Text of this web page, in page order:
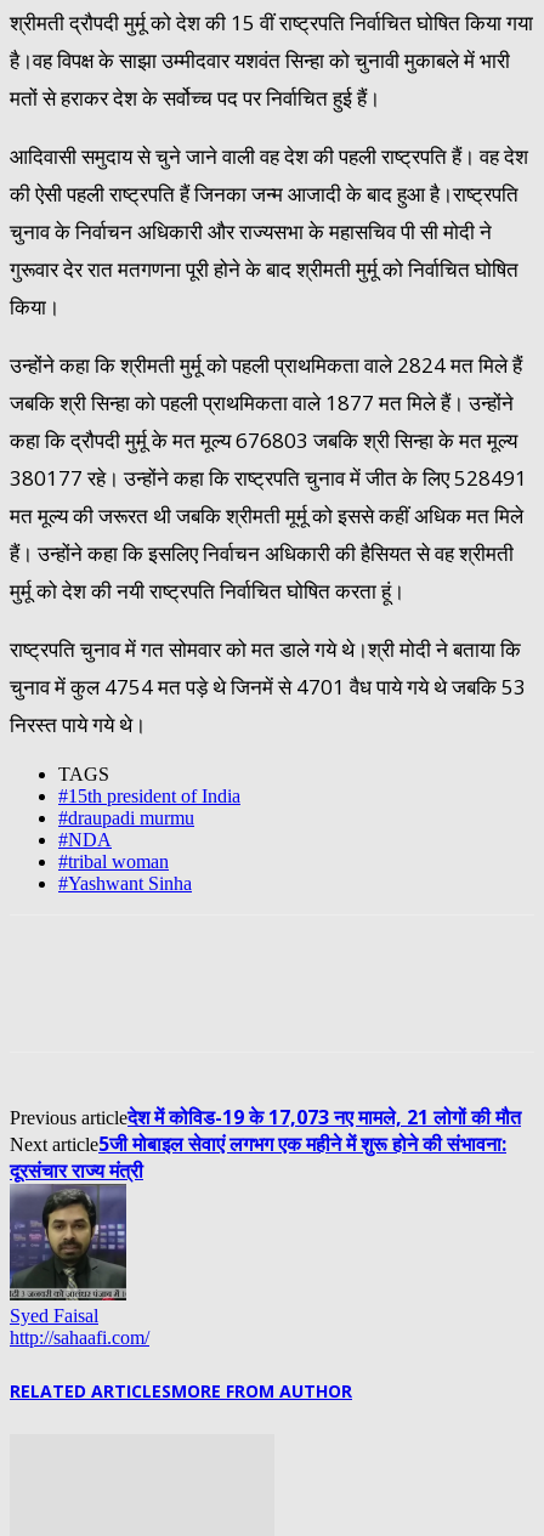
श्रीमती द्रौपदी मुर्मू को देश की 15 वीं राष्ट्रपति निर्वाचित घोषित किया गया
है।वह विपक्ष के साझा उम्मीदवार यशवंत सिन्हा को चुनावी मुकाबले में भारी
मतों से हराकर देश के सर्वोच्च पद पर निर्वाचित हुई हैं।
आदिवासी समुदाय से चुने जाने वाली वह देश की पहली राष्ट्रपति हैं। वह देश
की ऐसी पहली राष्ट्रपति हैं जिनका जन्म आजादी के बाद हुआ है।राष्ट्रपति
चुनाव के निर्वाचन अधिकारी और राज्यसभा के महासचिव पी सी मोदी ने
गुरूवार देर रात मतगणना पूरी होने के बाद श्रीमती मुर्मू को निर्वाचित घोषित
किया।
उन्होंने कहा कि श्रीमती मुर्मू को पहली प्राथमिकता वाले 2824 मत मिले हैं
जबकि श्री सिन्हा को पहली प्राथमिकता वाले 1877 मत मिले हैं। उन्होंने
कहा कि द्रौपदी मुर्मू के मत मूल्य 676803 जबकि श्री सिन्हा के मत मूल्य
380177 रहे। उन्होंने कहा कि राष्ट्रपति चुनाव में जीत के लिए 528491
मत मूल्य की जरूरत थी जबकि श्रीमती मूर्मू को इससे कहीं अधिक मत मिले
हैं। उन्होंने कहा कि इसलिए निर्वाचन अधिकारी की हैसियत से वह श्रीमती
मुर्मू को देश की नयी राष्ट्रपति निर्वाचित घोषित करता हूं।
राष्ट्रपति चुनाव में गत सोमवार को मत डाले गये थे।श्री मोदी ने बताया कि
चुनाव में कुल 4754 मत पड़े थे जिनमें से 4701 वैध पाये गये थे जबकि 53
निरस्त पाये गये थे।
TAGS
#15th president of India
#draupadi murmu
#NDA
#tribal woman
#Yashwant Sinha
Previous articleदेश में कोविड-19 के 17,073 नए मामले, 21 लोगों की मौत
Next article5जी मोबाइल सेवाएं लगभग एक महीने में शुरू होने की संभावना:
दूरसंचार राज्य मंत्री
Syed Faisal
http://sahaafi.com/
RELATED ARTICLESMORE FROM AUTHOR